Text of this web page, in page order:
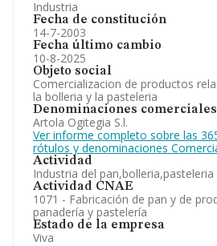
Industria
Fecha de constitución
14-7-2003
Fecha último cambio
10-8-2025
Objeto social
Comercializacion de productos
la bolleria y la pasteleria
Denominaciones comerciales
Artola Ogitegia S.l.
Ver informe completo sobre las
rótulos y denominaciones
Actividad
Industria del pan,bolleria,pasteleria
Actividad CNAE
1071 - Fabricación de pan y de
panadería y pastelería
Estado de la empresa
Viva